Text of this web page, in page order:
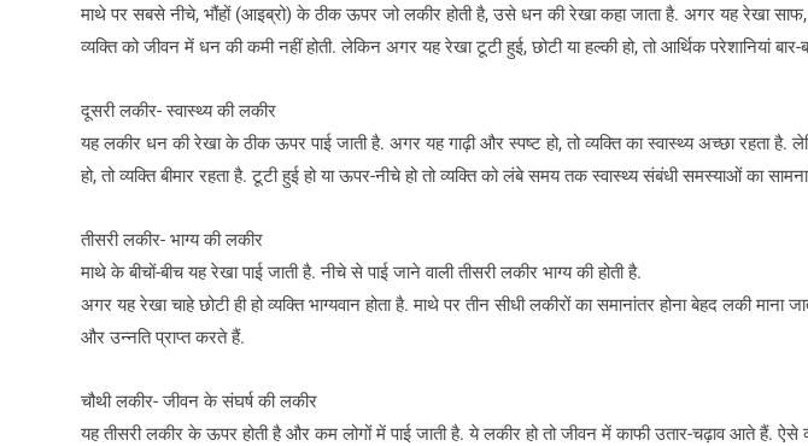
माथे पर सबसे नीचे, भौंहों (आइब्रो) के ठीक ऊपर जो लकीर होती है, उसे धन की रेखा कहा जाता है. अगर यह रेखा साफ,
व्यक्ति को जीवन में धन की कमी नहीं होती. लेकिन अगर यह रेखा टूटी हुई, छोटी या हल्की हो, तो आर्थिक परेशानियां
दूसरी लकीर- स्वास्थ्य की लकीर
यह लकीर धन की रेखा के ठीक ऊपर पाई जाती है. अगर यह गाढ़ी और स्पष्ट हो, तो व्यक्ति का स्वास्थ्य अच्छा रहता
हो, तो व्यक्ति बीमार रहता है. टूटी हुई हो या ऊपर-नीचे हो तो व्यक्ति को लंबे समय तक स्वास्थ्य संबंधी समस्याओं का
तीसरी लकीर- भाग्य की लकीर
माथे के बीचों-बीच यह रेखा पाई जाती है. नीचे से पाई जाने वाली तीसरी लकीर भाग्य की होती है.
अगर यह रेखा चाहे छोटी ही हो व्यक्ति भाग्यवान होता है. माथे पर तीन सीधी लकीरों का समानांतर होना बेहद लकी
और उन्नति प्राप्त करते हैं.
चौथी लकीर- जीवन के संघर्ष की लकीर
यह तीसरी लकीर के ऊपर होती है और कम लोगों में पाई जाती है. ये लकीर हो तो जीवन में काफी उतार-चढ़ाव आते हैं. ऐसे